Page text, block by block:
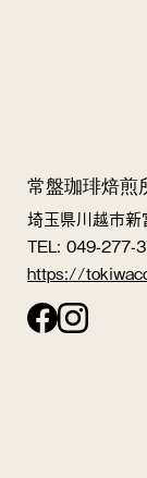
常盤珈琲焙煎
埼玉県川越市
TEL: 049-277-
https://